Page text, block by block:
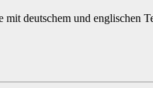
deutschem und englischen